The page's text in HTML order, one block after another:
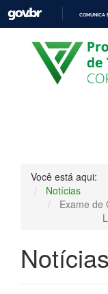
COMUNICA
Você está aqui:
Notícias
Exame de
Notícias